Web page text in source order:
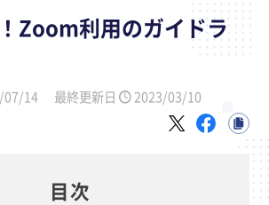
Zoom利用のガイドラ
07/14 最終更新日 2023/03/10
目次